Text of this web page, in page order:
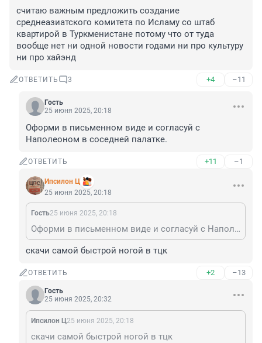
считаю важным предложить создание
среднеазиатского комитета по Исламу со штаб
квартирой в Туркменистане потому что от туда
вообще нет ни одной новости годами ни про культуру
ни про хайэнд
ОТВЕТИТЬ 3 +4 –11
Гость
25 июня 2025, 20:18
Оформи в письменном виде и согласуй с
Наполеоном в соседней палатке.
ОТВЕТИТЬ +11 –1
Ипсилон Ц
25 июня 2025, 20:18
Гость25 июня 2025, 20:18
Оформи в письменном виде и согласуй с Наполеоном в соседней палатке.
скачи самой быстрой ногой в тцк
ОТВЕТИТЬ +2 –13
Гость
25 июня 2025, 20:32
Ипсилон Ц25 июня 2025, 20:18
скачи самой быстрой ногой в тцк